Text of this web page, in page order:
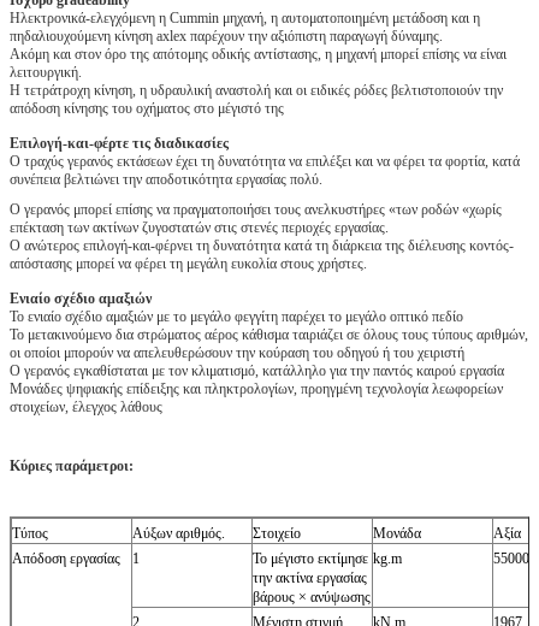
Ηλεκτρονικά-ελεγχόμενη η Cummin μηχανή, η αυτοματοποιημένη μετάδοση και η
πηδαλιουχούμενη κίνηση axlex παρέχουν την αξιόπιστη παραγωγή δύναμης.
Ακόμη και στον όρο της απότομης οδικής αντίστασης, η μηχανή μπορεί επίσης να είναι
λειτουργική.
Η τετράτροχη κίνηση, η υδραυλική αναστολή και οι ειδικές ρόδες βελτιστοποιούν την
απόδοση κίνησης του οχήματος στο μέγιστό της
Επιλογή-και-φέρτε τις διαδικασίες
Ο τραχύς γερανός εκτάσεων έχει τη δυνατότητα να επιλέξει και να φέρει τα φορτία, κατά
συνέπεια βελτιώνει την αποδοτικότητα εργασίας πολύ.
Ο γερανός μπορεί επίσης να πραγματοποιήσει τους ανελκυστήρες «των ροδών «χωρίς
επέκταση των ακτίνων ζυγοστατών στις στενές περιοχές εργασίας.
Ο ανώτερος επιλογή-και-φέρνει τη δυνατότητα κατά τη διάρκεια της διέλευσης κοντός-
απόστασης μπορεί να φέρει τη μεγάλη ευκολία στους χρήστες.
Ενιαίο σχέδιο αμαξιών
Το ενιαίο σχέδιο αμαξιών με το μεγάλο φεγγίτη παρέχει το μεγάλο οπτικό πεδίο
Το μετακινούμενο δια στρώματος αέρος κάθισμα ταιριάζει σε όλους τους τύπους αριθμών,
οι οποίοι μπορούν να απελευθερώσουν την κούραση του οδηγού ή του χειριστή
Ο γερανός εγκαθίσταται με τον κλιματισμό, κατάλληλο για την παντός καιρού εργασία
Μονάδες ψηφιακής επίδειξης και πληκτρολογίων, προηγμένη τεχνολογία λεωφορείων
στοιχείων, έλεγχος λάθους
Κύριες παράμετροι:
Τύπος Αύξων αριθμός. Στοιχείο Μονάδα
Αξία
Απόδοση εργασίας
1
Το μέγιστο εκτίμησε
την ακτίνα εργασίας
βάρους × ανύψωσης
kg.m
2
Μέγιστη στιγμή
kN.m 1967